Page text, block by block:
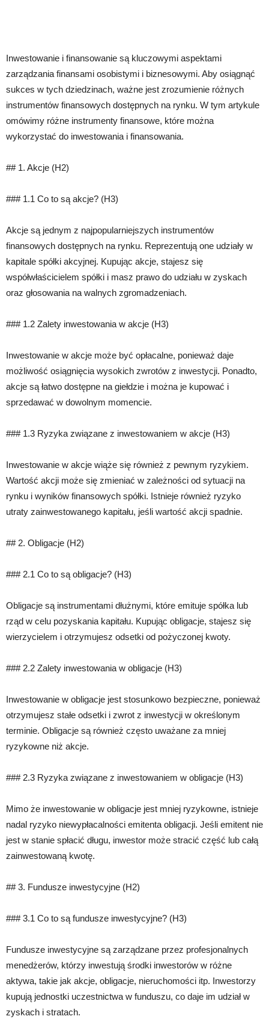
Inwestowanie i finansowanie są kluczowymi aspektami
zarządzania finansami osobistymi i biznesowymi. Aby osiągnąć
sukces w tych dziedzinach, ważne jest zrozumienie różnych
instrumentów finansowych dostępnych na rynku. W tym artykule
omówimy różne instrumenty finansowe, które można
wykorzystać do inwestowania i finansowania.
## 1. Akcje (H2)
### 1.1 Co to są akcje? (H3)
Akcje są jednym z najpopularniejszych instrumentów
finansowych dostępnych na rynku. Reprezentują one udziały w
kapitale spółki akcyjnej. Kupując akcje, stajesz się
współwłaścicielem spółki i masz prawo do udziału w zyskach
oraz głosowania na walnych zgromadzeniach.
### 1.2 Zalety inwestowania w akcje (H3)
Inwestowanie w akcje może być opłacalne, ponieważ daje
możliwość osiągnięcia wysokich zwrotów z inwestycji. Ponadto,
akcje są łatwo dostępne na giełdzie i można je kupować i
sprzedawać w dowolnym momencie.
### 1.3 Ryzyka związane z inwestowaniem w akcje (H3)
Inwestowanie w akcje wiąże się również z pewnym ryzykiem.
Wartość akcji może się zmieniać w zależności od sytuacji na
rynku i wyników finansowych spółki. Istnieje również ryzyko
utraty zainwestowanego kapitału, jeśli wartość akcji spadnie.
## 2. Obligacje (H2)
### 2.1 Co to są obligacje? (H3)
Obligacje są instrumentami dłużnymi, które emituje spółka lub
rząd w celu pozyskania kapitału. Kupując obligacje, stajesz się
wierzycielem i otrzymujesz odsetki od pożyczonej kwoty.
### 2.2 Zalety inwestowania w obligacje (H3)
Inwestowanie w obligacje jest stosunkowo bezpieczne, ponieważ
otrzymujesz stałe odsetki i zwrot z inwestycji w określonym
terminie. Obligacje są również często uważane za mniej
ryzykowne niż akcje.
### 2.3 Ryzyka związane z inwestowaniem w obligacje (H3)
Mimo że inwestowanie w obligacje jest mniej ryzykowne, istnieje
nadal ryzyko niewypłacalności emitenta obligacji. Jeśli emitent nie
jest w stanie spłacić długu, inwestor może stracić część lub całą
zainwestowaną kwotę.
## 3. Fundusze inwestycyjne (H2)
### 3.1 Co to są fundusze inwestycyjne? (H3)
Fundusze inwestycyjne są zarządzane przez profesjonalnych
menedżerów, którzy inwestują środki inwestorów w różne
aktywa, takie jak akcje, obligacje, nieruchomości itp. Inwestorzy
kupują jednostki uczestnictwa w funduszu, co daje im udział w
zyskach i stratach.